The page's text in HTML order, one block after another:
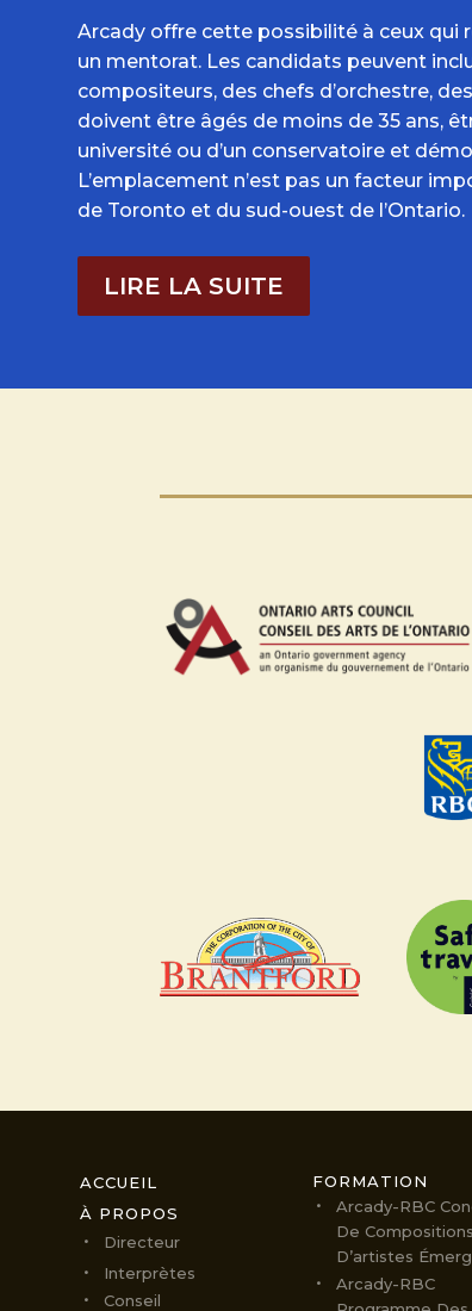
Arcady offre cette possibilité à ceux qui
un mentorat. Les candidats peuvent
compositeurs, des chefs d’orchestre,
doivent être âgés de moins de 35 ans,
université ou d’un conservatoire et
L’emplacement n’est pas un facteur
de Toronto et du sud-ouest de l’Ontario.
LIRE LA SUITE
ACCUEIL
À PROPOS
Directeur
Interprètes
Conseil
FORMATION
Arcady-RBC
De Compositions
D’artistes
Arcady-RBC